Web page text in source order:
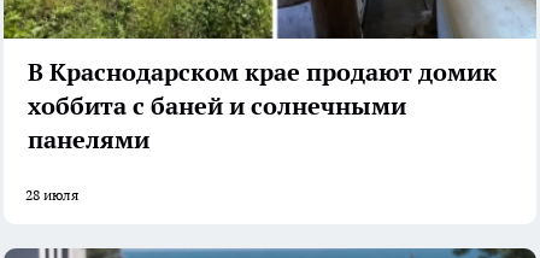
В Краснодарском крае продают домик
хоббита с баней и солнечными
панелями
28 июля